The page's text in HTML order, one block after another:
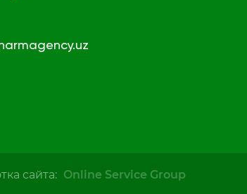
сайта: Online Service Group